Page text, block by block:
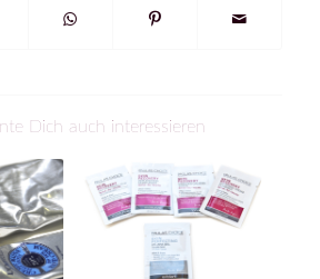
Dich auch interessieren